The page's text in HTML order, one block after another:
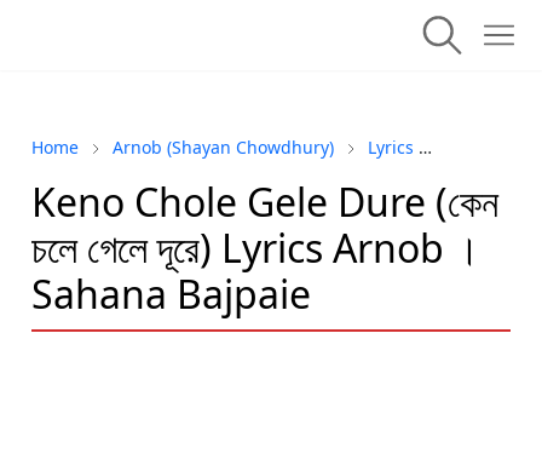
Home Arnob (Shayan Chowdhury) Lyrics
Keno Chole Gele Dure (কেন
চলে গেলে দূরে) Lyrics Arnob ।
Sahana Bajpaie